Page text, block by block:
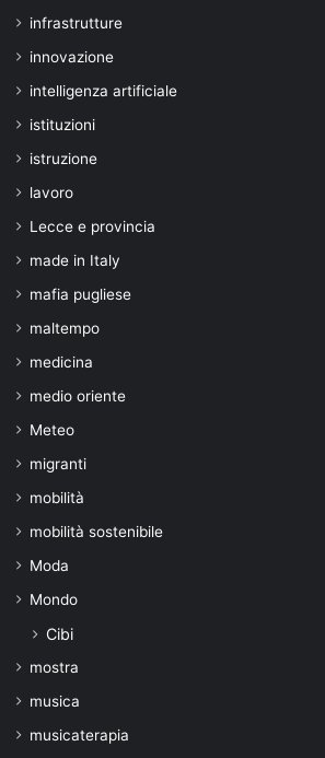
infrastrutture
innovazione
intelligenza artificiale
istituzioni
istruzione
lavoro
Lecce e provincia
made in Italy
mafia pugliese
maltempo
medicina
medio oriente
Meteo
migranti
mobilità
mobilità sostenibile
Moda
Mondo
Cibi
mostra
musica
musicaterapia